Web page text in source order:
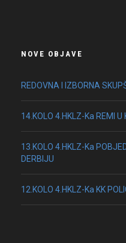
NOVE OBJAVE
REDOVNA I IZBORNA
14.KOLO 4.HKLZ-Ka REMI
13.KOLO 4.HKLZ-Ka
DERBIJU
12.KOLO 4.HKLZ-Ka KK